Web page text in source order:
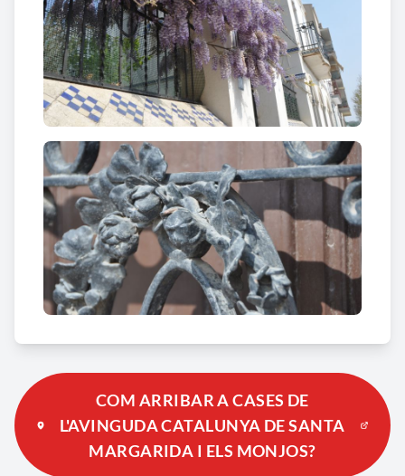
COM ARRIBAR A CASES DE
L'AVINGUDA CATALUNYA DE SANTA
MARGARIDA I ELS MONJOS?